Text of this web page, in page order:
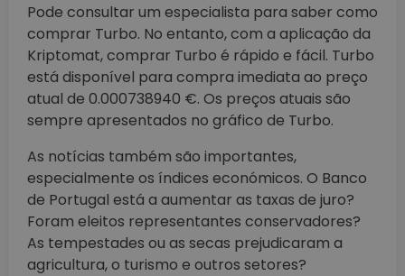
Pode consultar um especialista para saber como
comprar Turbo. No entanto, com a aplicação da
Kriptomat, comprar Turbo é rápido e fácil. Turbo
está disponível para compra imediata ao preço
atual de 0.000738940 €. Os preços atuais são
sempre apresentados no gráfico de Turbo.
As notícias também são importantes,
especialmente os índices económicos. O Banco
de Portugal está a aumentar as taxas de juro?
Foram eleitos representantes conservadores?
As tempestades ou as secas prejudicaram a
agricultura, o turismo e outros setores?